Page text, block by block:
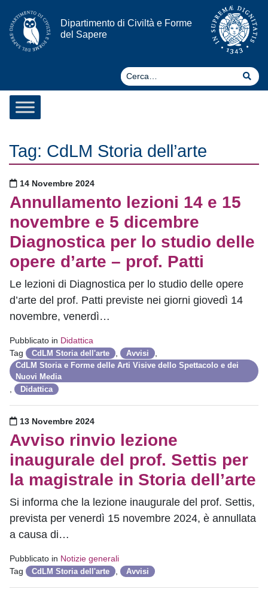
Vai al contenuto
Dipartimento di Civiltà e Forme
del Sapere
Tag: CdLM Storia dell’arte
Pubblicato il
14 Novembre 2024
Annullamento lezioni 14 e 15
novembre e 5 dicembre
Diagnostica per lo studio delle
opere d’arte – prof. Patti
Le lezioni di Diagnostica per lo studio delle opere
d’arte del prof. Patti previste nei giorni giovedì 14
novembre, venerdì…
Pubblicato in Didattica
Tag
CdLM Storia dell'arte Avvisi
CdLM Storia e Forme delle Arti Visive dello Spettacolo e dei
Nuovi Media
Didattica
Pubblicato il
13 Novembre 2024
Avviso rinvio lezione
inaugurale del prof. Settis per
la magistrale in Storia dell’arte
Si informa che la lezione inaugurale del prof. Settis,
prevista per venerdì 15 novembre 2024, è annullata
a causa di…
Pubblicato in Notizie generali
Tag
CdLM Storia dell'arte Avvisi